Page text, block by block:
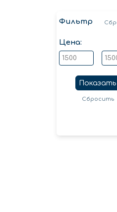
Фильтр
Цена:
Показать
Сбросить